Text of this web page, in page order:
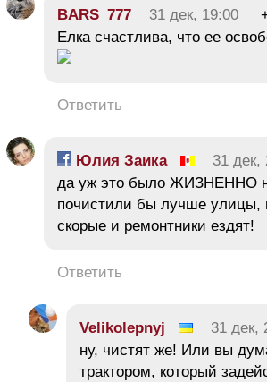
BARS_777 31 дек, 19:00
Елка счастлива, что ее
Ответить
Юлия Заика 31 дек,
да уж это было ЖИЗНЕННО
почистили бы лучше улицы,
скорые и ремонтники ездят!
Ответить
Velikolepnyj 31 дек,
ну, чистят же! Или вы
трактором, который